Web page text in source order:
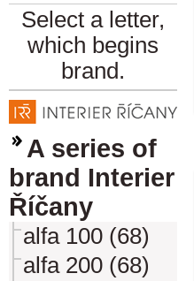
Select a letter,
which begins
brand.
A series of
brand Interier
Říčany
alfa 100 (68)
alfa 200 (68)